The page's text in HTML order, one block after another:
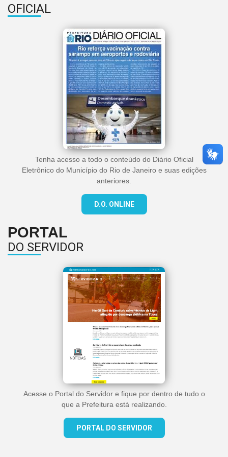
OFICIAL
Tenha acesso a todo o conteúdo do Diário Oficial
Eletrônico do Município do Rio de Janeiro e suas edições
anteriores.
D.O. ONLINE
PORTAL
DO SERVIDOR
Acesse o Portal do Servidor e fique por dentro de tudo o
que a Prefeitura está realizando.
PORTAL DO SERVIDOR